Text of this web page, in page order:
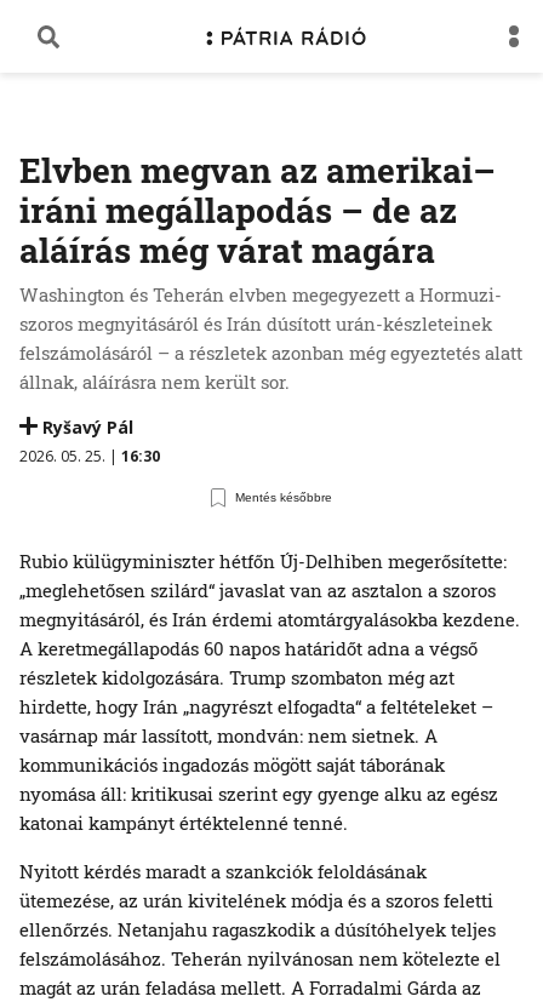
Elvben megvan az amerikai–
iráni megállapodás – de az
aláírás még várat magára
Washington és Teherán elvben megegyezett a Hormuzi-
szoros megnyitásáról és Irán dúsított urán-készleteinek
felszámolásáról – a részletek azonban még egyeztetés alatt
állnak, aláírásra nem került sor.
Ryšavý Pál
2026. 05. 25. | 16:30
Mentés későbbre
Rubio külügyminiszter hétfőn Új-Delhiben megerősítette:
„meglehetősen szilárd“ javaslat van az asztalon a szoros
megnyitásáról, és Irán érdemi atomtárgyalásokba kezdene.
A keretmegállapodás 60 napos határidőt adna a végső
részletek kidolgozására. Trump szombaton még azt
hirdette, hogy Irán „nagyrészt elfogadta“ a feltételeket –
vasárnap már lassított, mondván: nem sietnek. A
kommunikációs ingadozás mögött saját táborának
nyomása áll: kritikusai szerint egy gyenge alku az egész
katonai kampányt értéktelenné tenné.
Nyitott kérdés maradt a szankciók feloldásának
ütemezése, az urán kivitelének módja és a szoros feletti
ellenőrzés. Netanjahu ragaszkodik a dúsítóhelyek teljes
felszámolásához. Teherán nyilvánosan nem kötelezte el
magát az urán feladása mellett. A Forradalmi Gárda az